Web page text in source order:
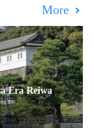
More
Era Reiwa